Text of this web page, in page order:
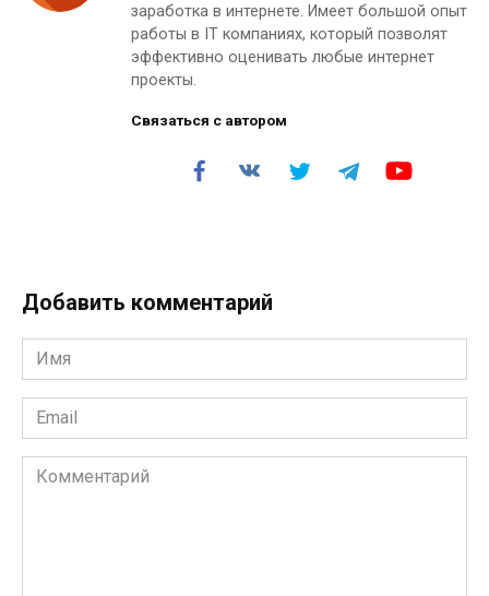
заработка в интернете. Имеет большой опыт
работы в IT компаниях, который позволят
эффективно оценивать любые интернет
проекты.
Связаться с автором
Добавить комментарий
Имя
*
Email
*
Комментарий